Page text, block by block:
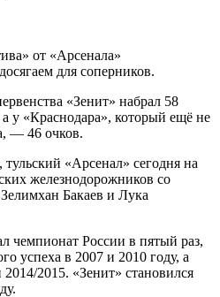
от «Арсенала»
для соперников.
«Зенит» набрал 58
у «Краснодара», который ещё не
— 46 очков.
«Арсенал» сегодня на
железнодорожников со
Бакаев и Лука
чемпионат России в пятый раз,
успеха в 2007 и 2010 году, а
2015. «Зенит» становился